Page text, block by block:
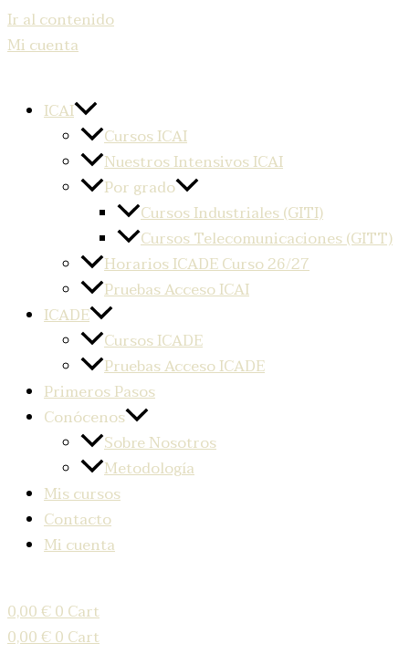
Ir al contenido
Mi cuenta
ICAI
Cursos ICAI
Nuestros Intensivos ICAI
Por grado
Cursos Industriales (GITI)
Cursos Telecomunicaciones (GITT)
Horarios ICADE Curso 26/27
Pruebas Acceso ICAI
ICADE
Cursos ICADE
Pruebas Acceso ICADE
Primeros Pasos
Conócenos
Sobre Nosotros
Metodología
Mis cursos
Contacto
Mi cuenta
0,00€0Cart
0,00€0Cart